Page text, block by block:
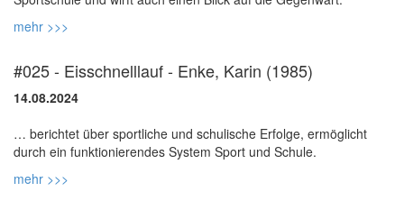
mehr >>>
#025 - Eisschnelllauf - Enke, Karin (1985)
14.08.2024
… berichtet über sportliche und schulische Erfolge, ermöglicht
mehr >>>